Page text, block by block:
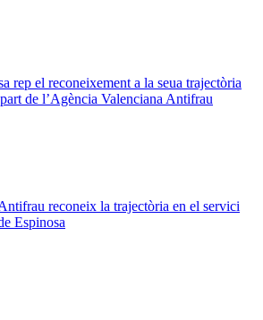
rep el reconeixement a la seua trajectòria
de l’Agència Valenciana Antifrau
reconeix la trajectòria en el servici
Espinosa